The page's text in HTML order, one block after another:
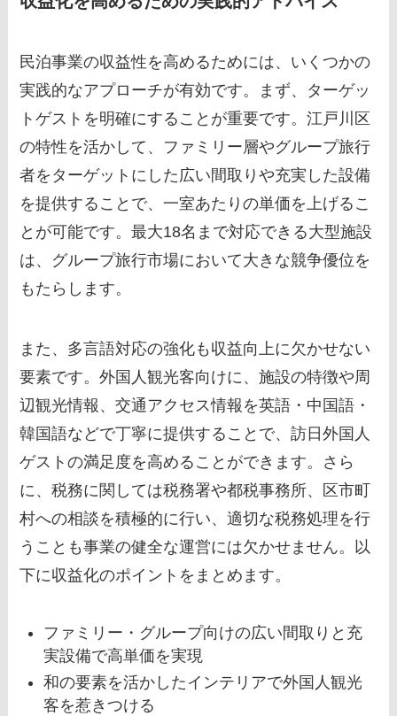
民泊事業の収益性を高めるためには、いくつかの
実践的なアプローチが有効です。まず、ターゲッ
トゲストを明確にすることが重要です。江戸川区
の特性を活かして、ファミリー層やグループ旅行
者をターゲットにした広い間取りや充実した設備
を提供することで、一室あたりの単価を上げるこ
とが可能です。最大18名まで対応できる大型施設
は、グループ旅行市場において大きな競争優位を
もたらします。
また、多言語対応の強化も収益向上に欠かせない
要素です。外国人観光客向けに、施設の特徴や周
辺観光情報、交通アクセス情報を英語・中国語・
韓国語などで丁寧に提供することで、訪日外国人
ゲストの満足度を高めることができます。さら
に、税務に関しては税務署や都税事務所、区市町
村への相談を積極的に行い、適切な税務処理を行
うことも事業の健全な運営には欠かせません。以
下に収益化のポイントをまとめます。
ファミリー・グループ向けの広い間取りと充
実設備で高単価を実現
和の要素を活かしたインテリアで外国人観光
客を惹きつける